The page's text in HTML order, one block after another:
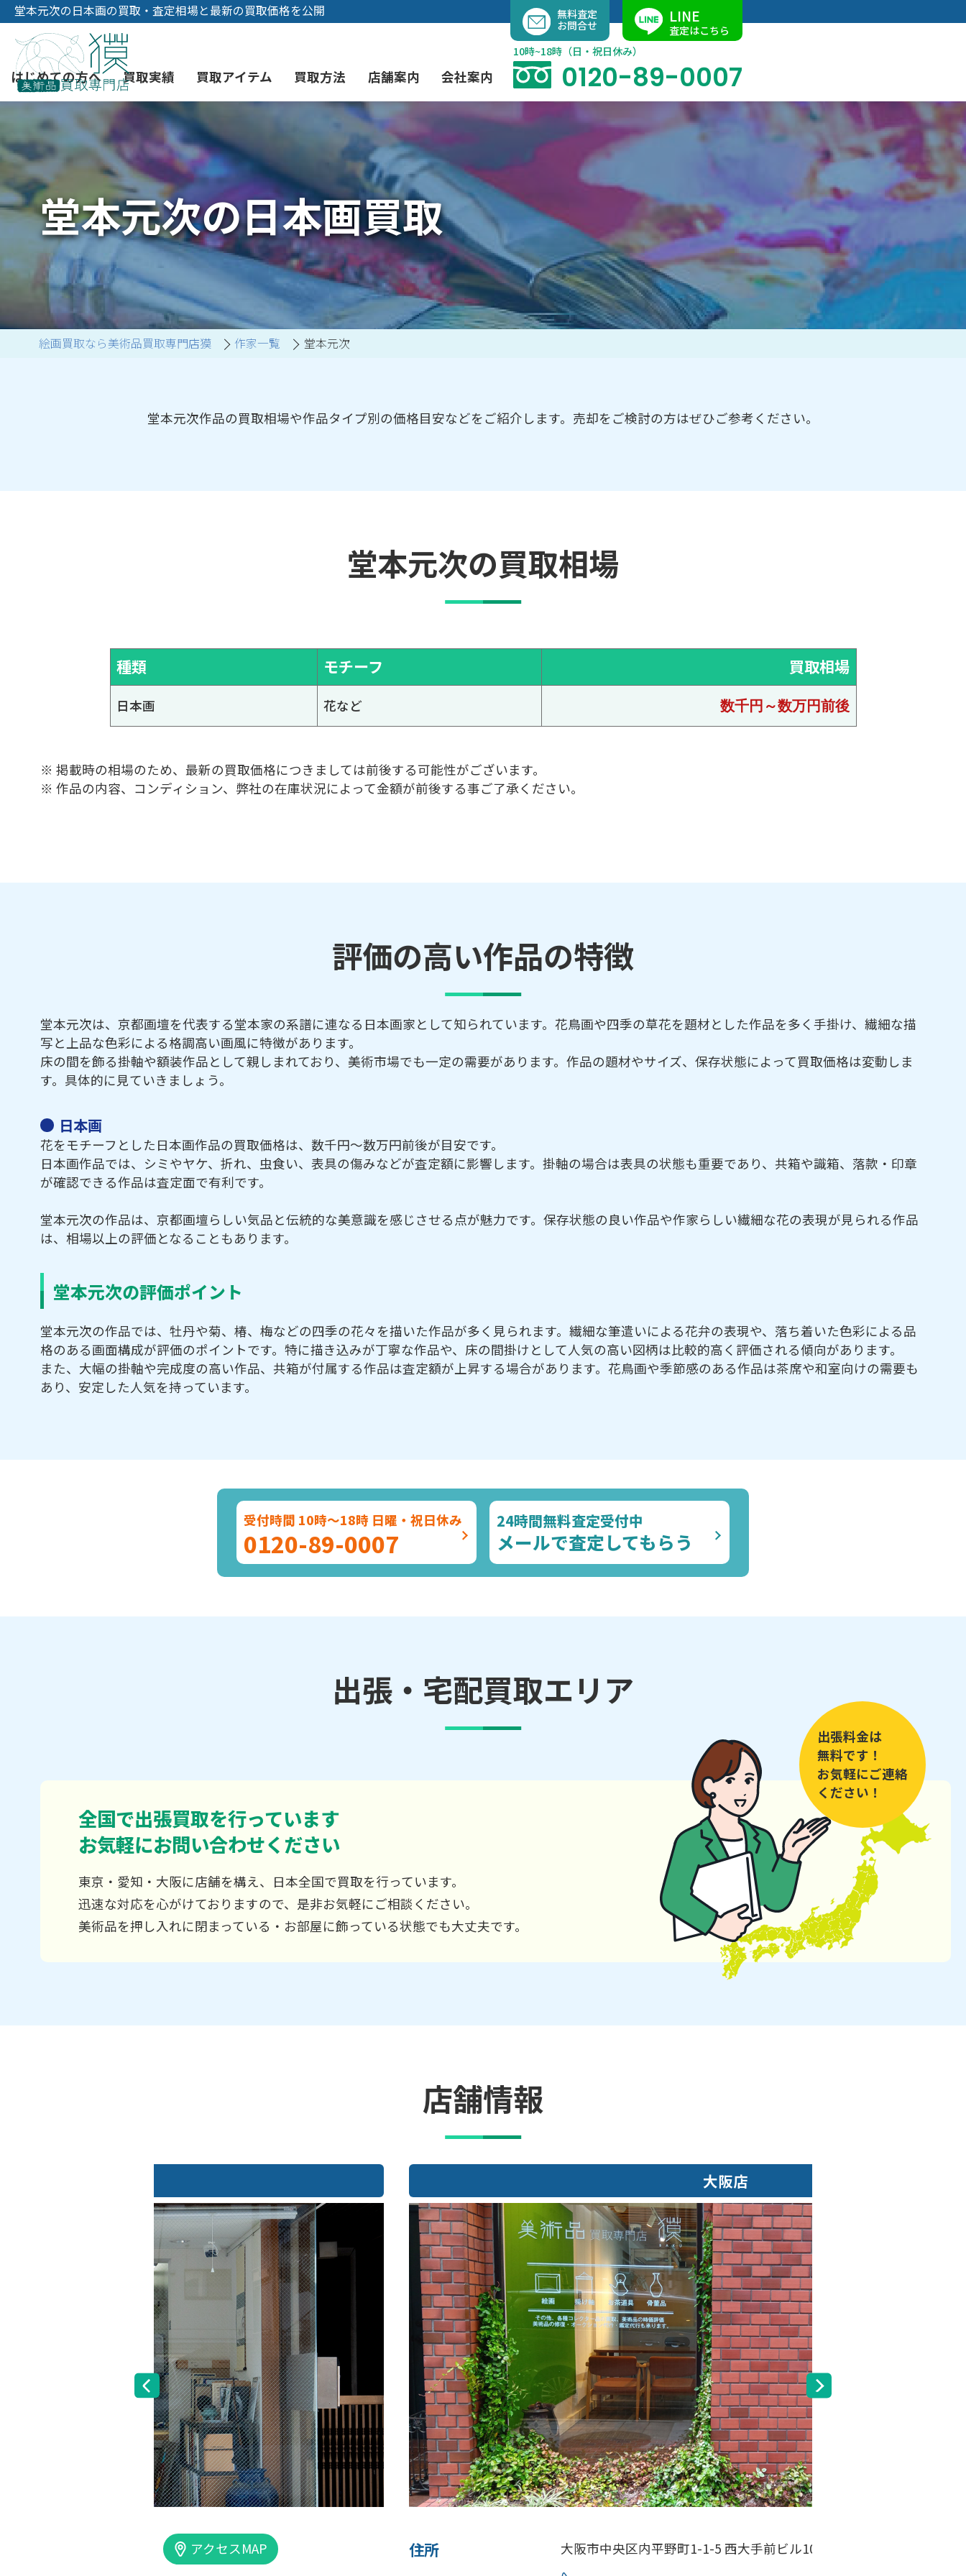
容
キ
ッ
プ
堂本元次の日本画の買取・査定相場と最新の買取価格を公開
はじめての方へ
初めての美術品売却 よくあるご質問
YOUTUBE instagram Facebook
買取実績 買取アイテム
絵画買取 現代アート買取
骨董品買取 茶道具買取 陶磁器・陶器買取
西洋アンティーク買取 彫刻・ブロンズ買取 美術品・古美術品買取
中国骨董品買取 工芸品買取 ジュエリー・ウォッチ買取
買取方法
3つの買取方法 出張買取（無料）
宅配・郵送買取 業者間オークション出品代行 催事買取
時価評価サービス
店舗案内
東京店 大阪店
会社案内
会社概要 当社の特徴
消費者志向自主宣言
無料査定
お問合せ
LINE
査定はこちら
10時~18時（日・祝日休み）
0120-89-0007
堂本元次の日本画買取
絵画買取なら美術品買取専門店獏 作家一覧 堂本元次
堂本元次作品の買取相場や作品タイプ別の価格目安などをご紹介します。売却をご検討の方はぜひご参考ください。
堂本元次の買取相場
種類 モチーフ 買取相場
日本画 花など 数千円～数万円前後
※ 掲載時の相場のため、最新の買取価格につきましては前後する可能性がございます。
※ 作品の内容、コンディション、弊社の在庫状況によって金額が前後する事ご了承ください。
評価の高い作品の特徴
堂本元次は、京都画壇を代表する堂本家の系譜に連なる日本画家として知られています。花鳥画や四季の草花を題材とした作品を多く手掛け、繊細な描
写と上品な色彩による格調高い画風に特徴があります。
床の間を飾る掛軸や額装作品として親しまれており、美術市場でも一定の需要があります。作品の題材やサイズ、保存状態によって買取価格は変動しま
す。具体的に見ていきましょう。
日本画
花をモチーフとした日本画作品の買取価格は、数千円～数万円前後が目安です。
日本画作品では、シミやヤケ、折れ、虫食い、表具の傷みなどが査定額に影響します。掛軸の場合は表具の状態も重要であり、共箱や識箱、落款・印章
が確認できる作品は査定面で有利です。
堂本元次の作品は、京都画壇らしい気品と伝統的な美意識を感じさせる点が魅力です。保存状態の良い作品や作家らしい繊細な花の表現が見られる作品
は、相場以上の評価となることもあります。
堂本元次の評価ポイント
堂本元次の作品では、牡丹や菊、椿、梅などの四季の花々を描いた作品が多く見られます。繊細な筆遣いによる花弁の表現や、落ち着いた色彩による品
格のある画面構成が評価のポイントです。特に描き込みが丁寧な作品や、床の間掛けとして人気の高い図柄は比較的高く評価される傾向があります。
また、大幅の掛軸や完成度の高い作品、共箱が付属する作品は査定額が上昇する場合があります。花鳥画や季節感のある作品は茶席や和室向けの需要も
あり、安定した人気を持っています。
受付時間 10時～18時 日曜・祝日休み
0120-89-0007
24時間無料査定受付中
メールで査定してもらう
出張・宅配買取エリア
全国で出張買取を行っています
お気軽にお問い合わせください
東京・愛知・大阪に店舗を構え、日本全国で買取を行っています。
迅速な対応を心がけておりますので、是非お気軽にご相談ください。
美術品を押し入れに閉まっている・お部屋に飾っている状態でも大丈夫です。
出張料金は
無料です！
お気軽にご連絡
ください！
店舗情報
住所 大阪市中央区内平野町1-1-5 西大手前ビル103号
アクセスMAP